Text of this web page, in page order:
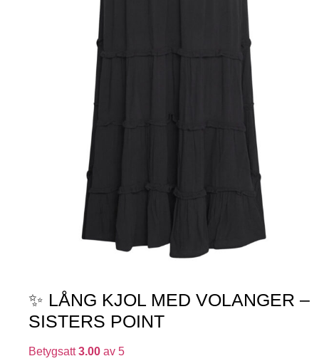
✨ LÅNG KJOL MED VOLANGER –
SISTERS POINT
Betygsatt3.00 av 5